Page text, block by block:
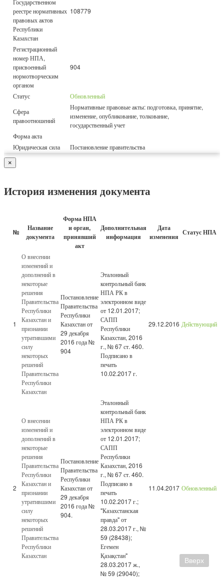
Государственном
реестре нормативных
правовых актов
Республики
Казахстан
108779
Регистрационный
номер НПА,
присвоенный
нормотворческим
органом
904
Статус
Обновленный
Сфера
правоотношений
Нормативные правовые акты: подготовка, принятие,
изменение, опубликование, толкование,
государственный учет
Форма акта
Юридическая сила
Постановление правительства
×
История изменения документа
№
Название
документа
Форма НПА
и орган,
принявший
акт
Дополнительная
информация
Дата
изменения Статус НПА
1
О внесении
изменений и
дополнений в
некоторые
решения
Правительства
Республики
Казахстан и
признании
утратившими
силу
некоторых
решений
Правительства
Республики
Казахстан
Постановление
Правительства
Республики
Казахстан от
29 декабря
2016 года №
904
Эталонный
контрольный банк
НПА РК в
электронном виде
от 12.01.2017;
САПП
Республики
Казахстан, 2016
г., № 67 ст. 460.
Подписано в
печать
10.02.2017 г.
29.12.2016 Действующий
2
О внесении
изменений и
дополнений в
некоторые
решения
Правительства
Республики
Казахстан и
признании
утратившими
силу
некоторых
решений
Правительства
Республики
Казахстан
Постановление
Правительства
Республики
Казахстан от
29 декабря
2016 года №
904.
Эталонный
контрольный банк
НПА РК в
электронном виде
от 12.01.2017;
САПП
Республики
Казахстан, 2016
г., № 67 ст. 460.
Подписано в
печать
10.02.2017 г.;
"Казахстанская
правда" от
28.03.2017 г., №
59 (28438);
Егемен
Қазақстан"
28.03.2017 ж.,
№ 59 (29040);
11.04.2017 Обновленный
Вверх